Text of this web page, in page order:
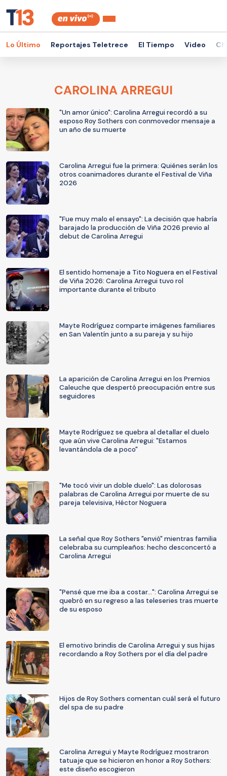
Lo Último Reportajes Teletrece El Tiempo Video
CAROLINA ARREGUI
"Un amor único": Carolina Arregui recordó a su
esposo Roy Sothers con conmovedor mensaje a
un año de su muerte
Carolina Arregui fue la primera: Quiénes serán los
otros coanimadores durante el Festival de Viña
2026
"Fue muy malo el ensayo": La decisión que habría
barajado la producción de Viña 2026 previo al
debut de Carolina Arregui
El sentido homenaje a Tito Noguera en el Festival
de Viña 2026: Carolina Arregui tuvo rol
importante durante el tributo
Mayte Rodríguez comparte imágenes familiares
en San Valentín junto a su pareja y su hijo
La aparición de Carolina Arregui en los Premios
Caleuche que despertó preocupación entre sus
seguidores
Mayte Rodríguez se quebra al detallar el duelo
que aún vive Carolina Arregui: "Estamos
levantándola de a poco"
"Me tocó vivir un doble duelo": Las dolorosas
palabras de Carolina Arregui por muerte de su
pareja televisiva, Héctor Noguera
La señal que Roy Sothers "envió" mientras familia
celebraba su cumpleaños: hecho desconcertó a
Carolina Arregui
"Pensé que me iba a costar...": Carolina Arregui se
quebró en su regreso a las teleseries tras muerte
de su esposo
El emotivo brindis de Carolina Arregui y sus hijas
recordando a Roy Sothers por el día del padre
Hijos de Roy Sothers comentan cuál será el futuro
del spa de su padre
Carolina Arregui y Mayte Rodríguez mostraron
tatuaje que se hicieron en honor a Roy Sothers:
este diseño escogieron